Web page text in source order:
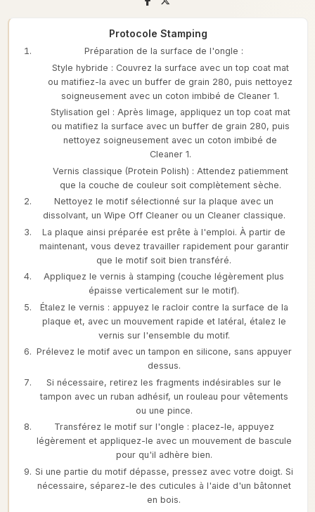
Protocole Stamping
Préparation de la surface de l'ongle :
Style hybride : Couvrez la surface avec un top coat mat
ou matifiez-la avec un buffer de grain 280, puis nettoyez
soigneusement avec un coton imbibé de Cleaner 1.
Stylisation gel : Après limage, appliquez un top coat mat
ou matifiez la surface avec un buffer de grain 280, puis
nettoyez soigneusement avec un coton imbibé de
Cleaner 1.
Vernis classique (Protein Polish) : Attendez patiemment
que la couche de couleur soit complètement sèche.
Nettoyez le motif sélectionné sur la plaque avec un
dissolvant, un Wipe Off Cleaner ou un Cleaner classique.
La plaque ainsi préparée est prête à l'emploi. À partir de
maintenant, vous devez travailler rapidement pour garantir
que le motif soit bien transféré.
Appliquez le vernis à stamping (couche légèrement plus
épaisse verticalement sur le motif).
Étalez le vernis : appuyez le racloir contre la surface de la
plaque et, avec un mouvement rapide et latéral, étalez le
vernis sur l'ensemble du motif.
Prélevez le motif avec un tampon en silicone, sans appuyer
dessus.
Si nécessaire, retirez les fragments indésirables sur le
tampon avec un ruban adhésif, un rouleau pour vêtements
ou une pince.
Transférez le motif sur l'ongle : placez-le, appuyez
légèrement et appliquez-le avec un mouvement de bascule
pour qu'il adhère bien.
Si une partie du motif dépasse, pressez avec votre doigt. Si
nécessaire, séparez-le des cuticules à l'aide d'un bâtonnet
en bois.